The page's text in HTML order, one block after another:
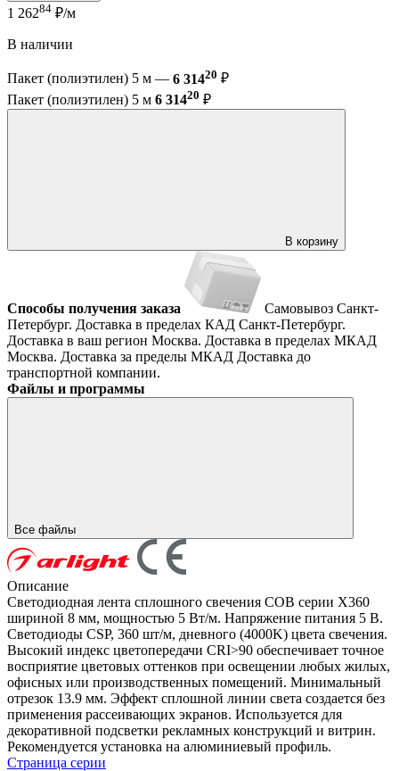
1 26284 ₽/м
В наличии
Пакет (полиэтилен) 5 м — 6 31420 ₽
Пакет (полиэтилен) 5 м 6 31420 ₽
В корзину
Способы получения заказа Самовывоз Санкт-
Петербург. Доставка в пределах КАД Санкт-Петербург.
Доставка в ваш регион Москва. Доставка в пределах МКАД
Москва. Доставка за пределы МКАД Доставка до
транспортной компании.
Файлы и программы
Все файлы
Описание
Светодиодная лента сплошного свечения COB серии X360
шириной 8 мм, мощностью 5 Вт/м. Напряжение питания 5 В.
Светодиоды CSP, 360 шт/м, дневного (4000K) цвета свечения.
Высокий индекс цветопередачи CRI>90 обеспечивает точное
восприятие цветовых оттенков при освещении любых жилых,
офисных или производственных помещений. Минимальный
отрезок 13.9 мм. Эффект сплошной линии света создается без
применения рассеивающих экранов. Используется для
декоративной подсветки рекламных конструкций и витрин.
Рекомендуется установка на алюминиевый профиль.
Страница серии